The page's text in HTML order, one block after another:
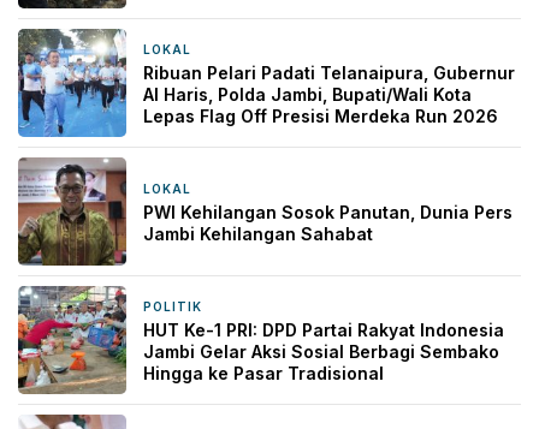
LOKAL
Ribuan Pelari Padati Telanaipura, Gubernur
Al Haris, Polda Jambi, Bupati/Wali Kota
Lepas Flag Off Presisi Merdeka Run 2026
LOKAL
PWI Kehilangan Sosok Panutan, Dunia Pers
Jambi Kehilangan Sahabat
POLITIK
HUT Ke-1 PRI: DPD Partai Rakyat Indonesia
Jambi Gelar Aksi Sosial Berbagi Sembako
Hingga ke Pasar Tradisional